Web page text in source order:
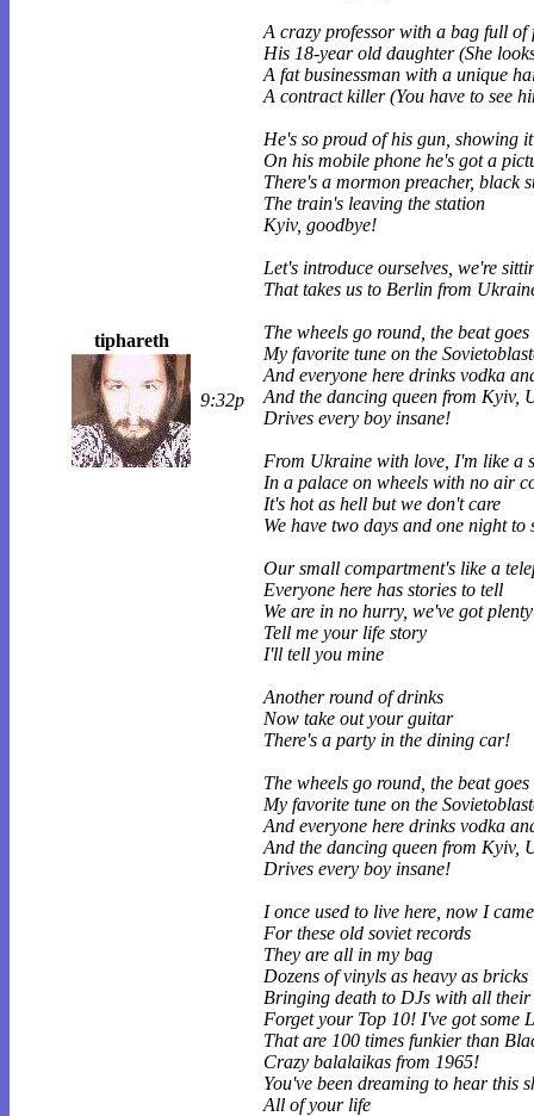
tiphareth
9:32p
A crazy professor with a bag full of
His 18-year old daughter (She
A fat businessman with a unique
A contract killer (You have to see
He's so proud of his gun, showing
On his mobile phone he's got a
There's a mormon preacher, black
The train's leaving the station
Kyiv, goodbye!
Let's introduce ourselves, we're
That takes us to Berlin from
The wheels go round, the beat goes
My favorite tune on the
And everyone here drinks vodka
And the dancing queen from Kyiv,
Drives every boy insane!
From Ukraine with love, I'm like a
In a palace on wheels with no air
It's hot as hell but we don't care
We have two days and one night to
Our small compartment's like a
Everyone here has stories to tell
We are in no hurry, we've got
Tell me your life story
I'll tell you mine
Another round of drinks
Now take out your guitar
There's a party in the dining car!
The wheels go round, the beat goes
My favorite tune on the
And everyone here drinks vodka
And the dancing queen from Kyiv,
Drives every boy insane!
I once used to live here, now I
For these old soviet records
They are all in my bag
Dozens of vinyls as heavy as bricks
Bringing death to DJs with all
Forget your Top 10! I've got some
That are 100 times funkier than
Crazy balalaikas from 1965!
You've been dreaming to hear this
All of your life